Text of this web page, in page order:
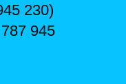
230)
945